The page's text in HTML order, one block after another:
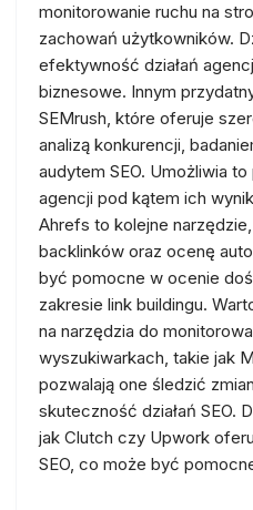
monitorowanie ruchu na
zachowań użytkowników.
efektywność działań
biznesowe. Innym
SEMrush, które oferuje
analizą konkurencji,
audytem SEO. Umożliwia
agencji pod kątem ich
Ahrefs to kolejne
backlinków oraz ocenę
być pomocne w ocenie
zakresie link buildingu.
na narzędzia do
wyszukiwarkach, takie jak
pozwalają one śledzić
skuteczność działań SEO.
jak Clutch czy Upwork
SEO, co może być